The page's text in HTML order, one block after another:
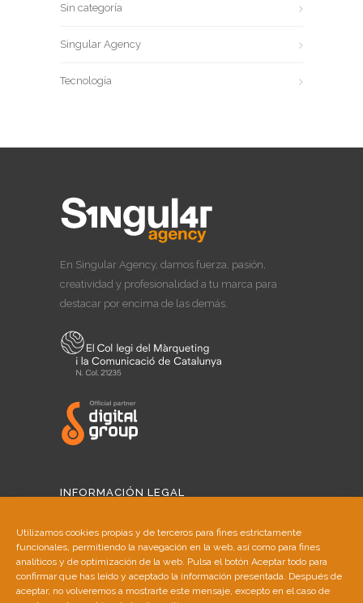
Utilizamos cookies propias y de terceros para fines estrictamente
funcionales, permitiendo la navegación en la web, así como para fines
analíticos y de optimización de la web. Pulsa el botón Aceptar todo para
confirmar que has leído y aceptado la información presentada. Después de
aceptar, no volveremos a mostrarte este mensaje, excepto en el caso de
Sin categoría
Singular Agency
Tecnología
En Singular Agency, damos fuerza, pasión,
creatividad y profesionalidad a tu marca para
destacar por encima de las demás.
INFORMACIÓN LEGAL
Política de Cookies
Política de Privacidad